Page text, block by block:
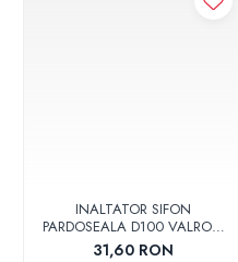
INALTATOR SIFON
PARDOSEALA D100 VALROM
17001900004
31,60 RON